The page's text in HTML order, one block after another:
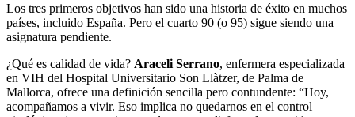
Los tres primeros objetivos han sido una historia de éxito en muchos
países, incluido España. Pero el cuarto 90 (o 95) sigue siendo una
asignatura pendiente.
¿Qué es calidad de vida? Araceli Serrano, enfermera especializada
en VIH del Hospital Universitario Son Llàtzer, de Palma de
Mallorca, ofrece una definición sencilla pero contundente: “Hoy,
acompañamos a vivir. Eso implica no quedarnos en el control